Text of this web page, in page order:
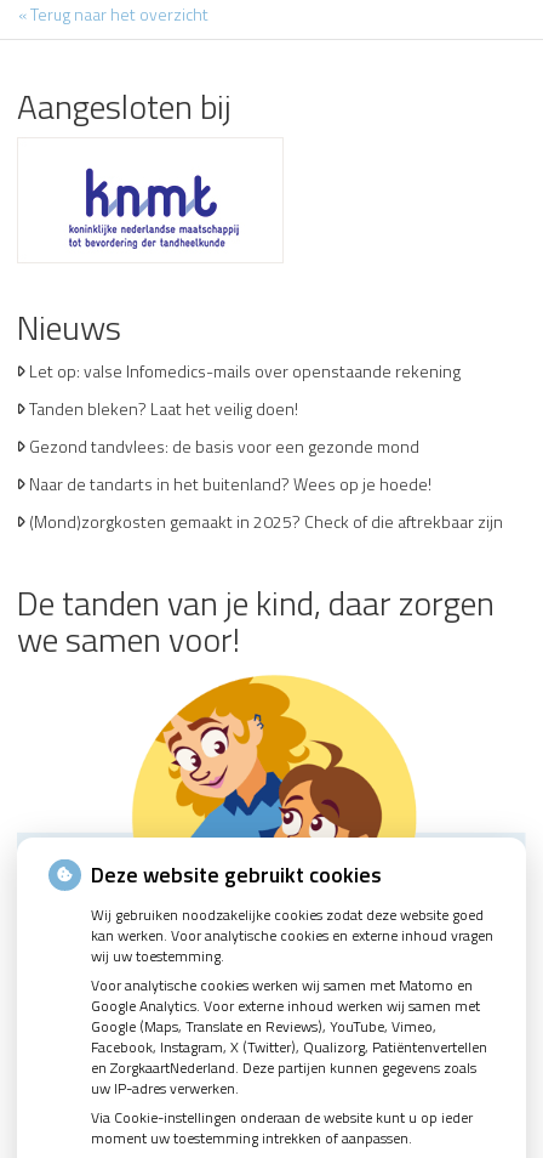
« Terug naar het overzicht
Aangesloten bij
Nieuws
Let op: valse Infomedics-mails over openstaande rekening
Tanden bleken? Laat het veilig doen!
Gezond tandvlees: de basis voor een gezonde mond
Naar de tandarts in het buitenland? Wees op je hoede!
(Mond)zorgkosten gemaakt in 2025? Check of die aftrekbaar zijn
De tanden van je kind, daar zorgen
we samen voor!
Deze website gebruikt cookies
Wij gebruiken noodzakelijke cookies zodat deze website goed
kan werken. Voor analytische cookies en externe inhoud vragen
wij uw toestemming.
Voor analytische cookies werken wij samen met Matomo en
Google Analytics. Voor externe inhoud werken wij samen met
Google (Maps, Translate en Reviews), YouTube, Vimeo,
Facebook, Instagram, X (Twitter), Qualizorg, Patiëntenvertellen
en ZorgkaartNederland. Deze partijen kunnen gegevens zoals
uw IP-adres verwerken.
Via Cookie-instellingen onderaan de website kunt u op ieder
moment uw toestemming intrekken of aanpassen.